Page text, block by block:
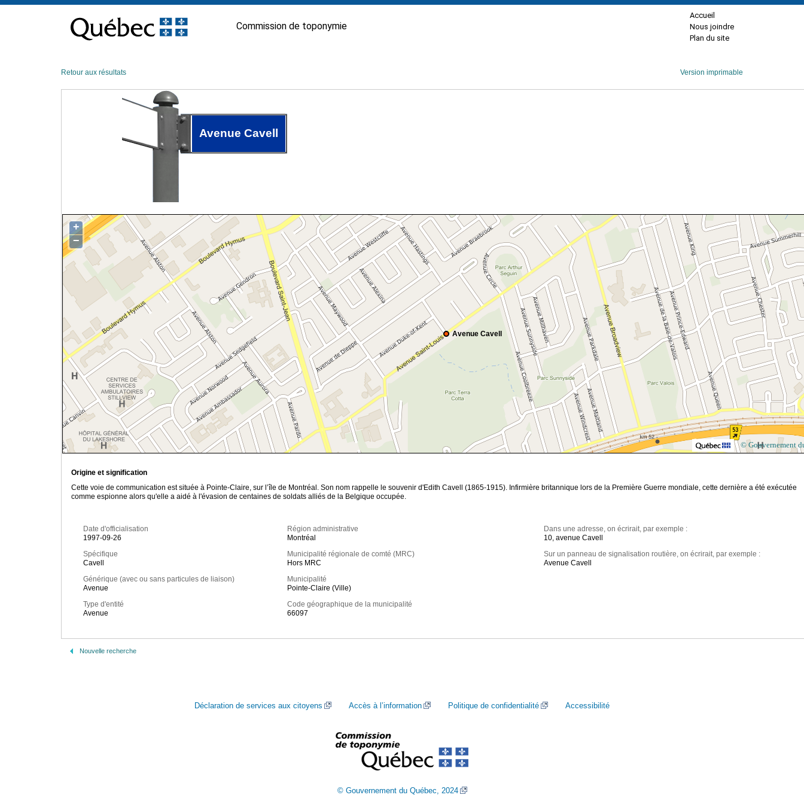
contenu
Commission de toponymie
Accueil
Nous joindre
Plan du site
Retour aux résultats Version imprimable
Avenue Cavell
Avenue Cavell
+
−
© Gouvernement
Origine et signification
Cette voie de communication est située à Pointe-Claire, sur l’île de Montréal. Son nom rappelle le souvenir d'Edith Cavell (1865-1915). Infirmière britannique lors de la Première Guerre mondiale, cette dernière a été exécutée
comme espionne alors qu'elle a aidé à l'évasion de centaines de soldats alliés de la Belgique occupée.
Date d'officialisation
1997-09-26
Spécifique
Cavell
Générique (avec ou sans particules de liaison)
Avenue
Type d'entité
Avenue
Région administrative
Montréal
Municipalité régionale de comté (MRC)
Hors MRC
Municipalité
Pointe-Claire (Ville)
Code géographique de la municipalité
66097
Dans une adresse, on écrirait, par exemple :
10, avenue Cavell
Sur un panneau de signalisation routière, on écrirait, par exemple :
Avenue Cavell
Nouvelle recherche
Déclaration de services aux citoyens Accès à l’information Politique de confidentialité Accessibilité
© Gouvernement du Québec, 2024